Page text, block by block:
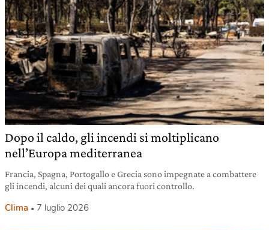
Dopo il caldo, gli incendi si moltiplicano
nell’Europa mediterranea
Francia, Spagna, Portogallo e Grecia sono impegnate a combattere
gli incendi, alcuni dei quali ancora fuori controllo.
Clima 7 luglio 2026